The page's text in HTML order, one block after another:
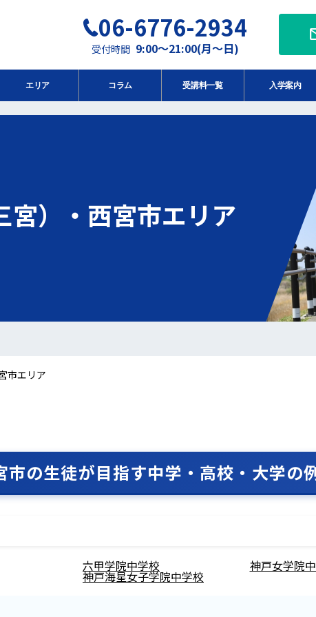
06-6776-2934
受付時間 9:00～21:00(月～日)
エリア コラム 受講料一覧 入学案内
宮）・西宮市エリア
市エリア
の生徒が目指す中学・高校・大学の
六甲学院中学校 神戸女学院
神戸海星女子学院中学校